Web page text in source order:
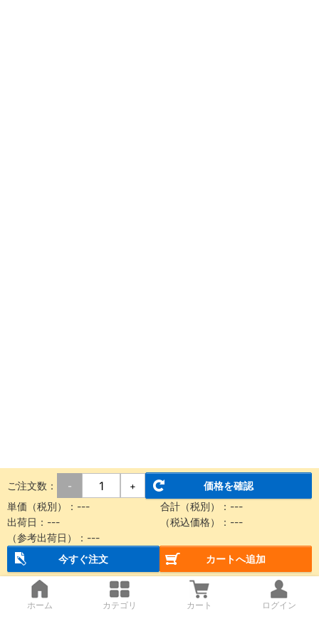
ご注文数： - +
価格を確認
単価（税別）： --- 合計（税別）： ---
出荷日： --- （税込価格）： ---
（参考出荷日）： ---
今すぐ注文
カートへ追加
ホーム カテゴリ カート ログイン